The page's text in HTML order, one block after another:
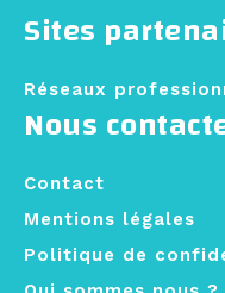
Nous
Contact
Mentions légales
Politique de
Sites
Réseaux